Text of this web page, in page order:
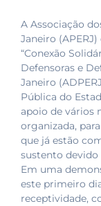
A Associação
Janeiro
“Conexão
Defensoras e
Janeiro
Pública do
apoio de vários
organizada,
que já estão
sustento devido
Em uma
este primeiro
receptividade,